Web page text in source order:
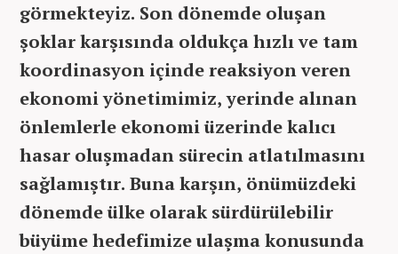
görmekteyiz. Son dönemde oluşan
şoklar karşısında oldukça hızlı ve tam
koordinasyon içinde reaksiyon veren
ekonomi yönetimimiz, yerinde alınan
önlemlerle ekonomi üzerinde kalıcı
hasar oluşmadan sürecin atlatılmasını
sağlamıştır. Buna karşın, önümüzdeki
dönemde ülke olarak sürdürülebilir
büyüme hedefimize ulaşma konusunda